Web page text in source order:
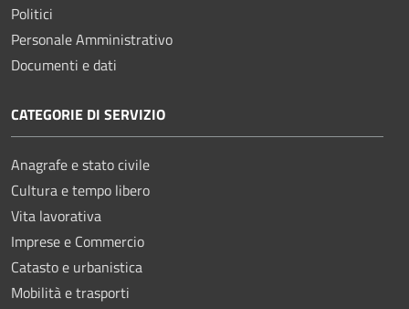
Politici
Personale Amministrativo
Documenti e dati
CATEGORIE DI SERVIZIO
Anagrafe e stato civile
Cultura e tempo libero
Vita lavorativa
Imprese e Commercio
Catasto e urbanistica
Mobilità e trasporti